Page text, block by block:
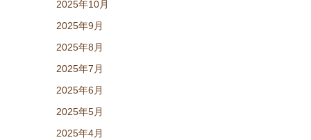
2025年10月
2025年9月
2025年8月
2025年7月
2025年6月
2025年5月
2025年4月